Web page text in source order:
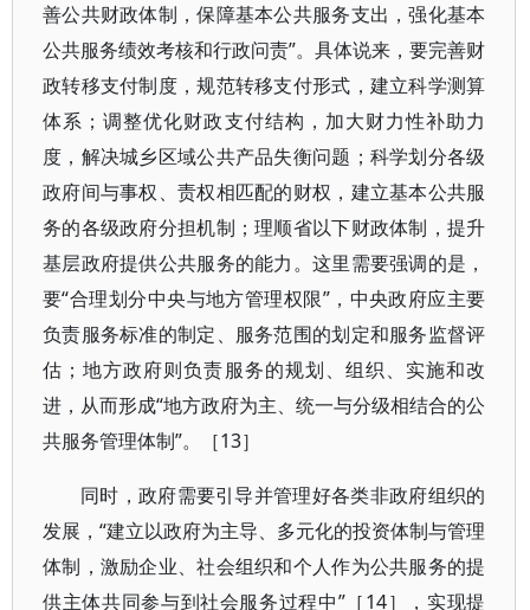
善公共财政体制，保障基本公共服务支出，强化基本
公共服务绩效考核和行政问责”。具体说来，要完善财
政转移支付制度，规范转移支付形式，建立科学测算
体系；调整优化财政支付结构，加大财力性补助力
度，解决城乡区域公共产品失衡问题；科学划分各级
政府间与事权、责权相匹配的财权，建立基本公共服
务的各级政府分担机制；理顺省以下财政体制，提升
基层政府提供公共服务的能力。这里需要强调的是，
要“合理划分中央与地方管理权限”，中央政府应主要
负责服务标准的制定、服务范围的划定和服务监督评
估；地方政府则负责服务的规划、组织、实施和改
进，从而形成“地方政府为主、统一与分级相结合的公
共服务管理体制”。［13］
同时，政府需要引导并管理好各类非政府组织的
发展，“建立以政府为主导、多元化的投资体制与管理
体制，激励企业、社会组织和个人作为公共服务的提
供主体共同参与到社会服务过程中”［14］，实现提